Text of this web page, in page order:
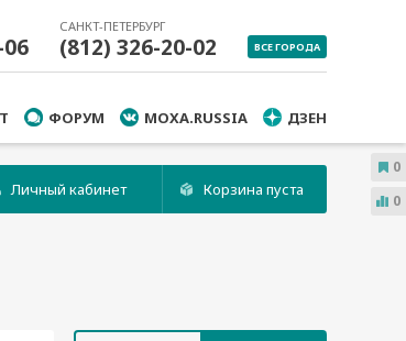
САНКТ-ПЕТЕРБУРГ
(812) 326-20-02 ВСЕ ГОРОДА
ФОРУМ MOXA.RUSSIA ДЗЕН
Личный кабинет Корзина пуста
0
0